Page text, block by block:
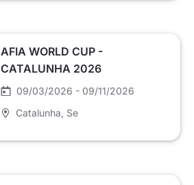
AFIA WORLD CUP -
CATALUNHA 2026
09/03/2026 - 09/11/2026
Catalunha , Se